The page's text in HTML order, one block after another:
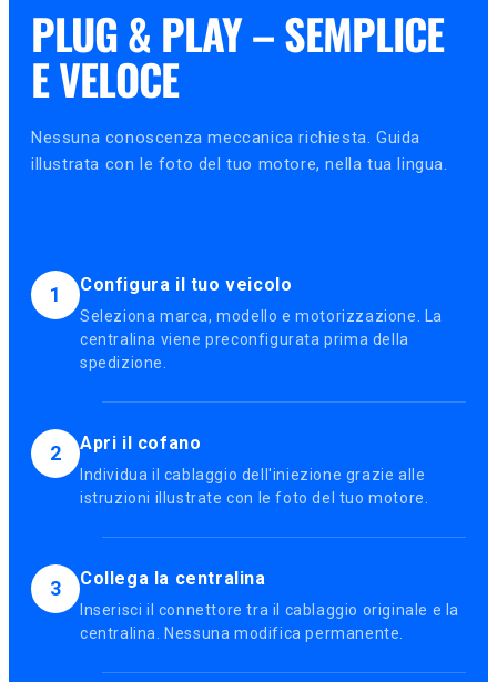
PLUG & PLAY – SEMPLICE
E VELOCE
Nessuna conoscenza meccanica richiesta. Guida
illustrata con le foto del tuo motore, nella tua lingua.
1 Configura il tuo veicolo
Seleziona marca, modello e motorizzazione. La
centralina viene preconfigurata prima della
spedizione.
2 Apri il cofano
Individua il cablaggio dell'iniezione grazie alle
istruzioni illustrate con le foto del tuo motore.
3 Collega la centralina
Inserisci il connettore tra il cablaggio originale e la
centralina. Nessuna modifica permanente.